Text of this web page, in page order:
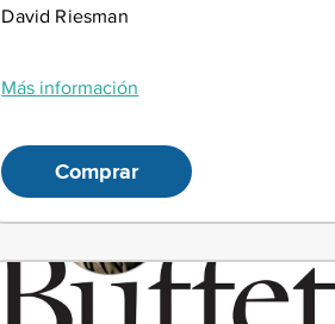
David Riesman
Más información
Comprar